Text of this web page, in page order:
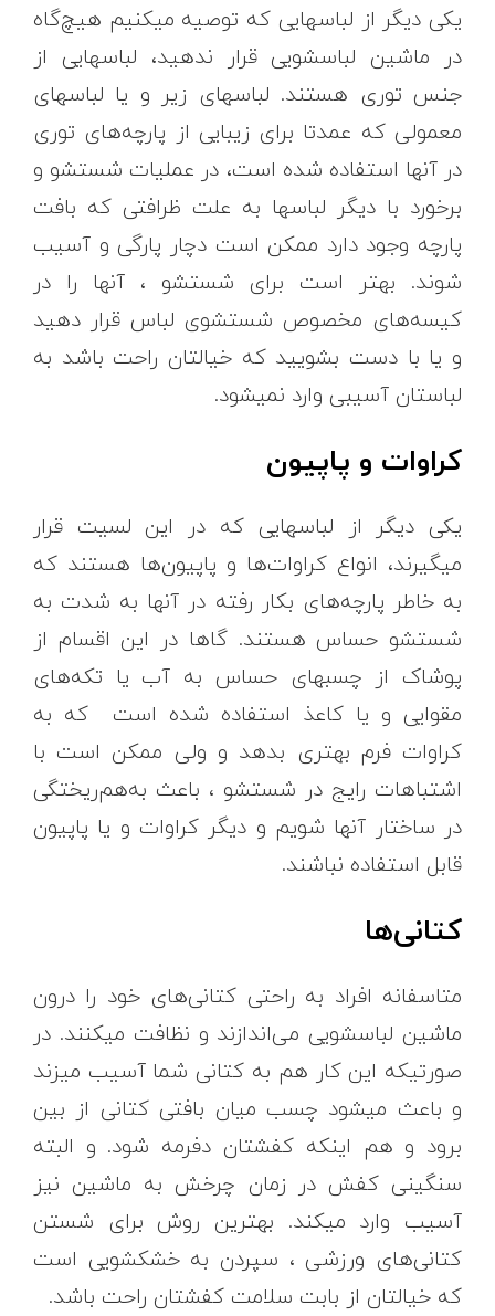
یکی دیگر از لباسهایی که توصیه میکنیم هیچ‌گاه
در ماشین لباسشویی قرار ندهید، لباسهایی از
جنس توری هستند. لباسهای زیر و یا لباسهای
معمولی که عمدتا برای زیبایی از پارچه‌های توری
در آنها استفاده شده است، در عملیات شستشو و
برخورد با دیگر لباسها به علت ظرافتی که بافت
پارچه وجود دارد ممکن است دچار پارگی و آسیب
شوند. بهتر است برای شستشو ، آنها را در
کیسه‌های مخصوص شستشوی لباس قرار دهید
و یا با دست بشویید که خیالتان راحت باشد به
لباستان آسیبی وارد نمیشود.
کراوات و پاپیون
یکی دیگر از لباسهایی که در این لسیت قرار
میگیرند، انواع کراوات‌ها و پاپیون‌ها هستند که
به خاطر پارچه‌های بکار رفته در آنها به شدت به
شستشو حساس هستند. گاها در این اقسام از
پوشاک از چسبهای حساس به آب یا تکه‌های
مقوایی و یا کاعذ استفاده شده است که به
کراوات فرم بهتری بدهد و ولی ممکن است با
اشتباهات رایج در شستشو ، باعث به‌هم‌ریختگی
در ساختار آنها شویم و دیگر کراوات و یا پاپیون
قابل استفاده نباشند.
کتانی‌ها
متاسفانه افراد به راحتی کتانی‌های خود را درون
ماشین لباسشویی می‌اندازند و نظافت میکنند. در
صورتیکه این کار هم به کتانی شما آسیب میزند
و باعث میشود چسب میان بافتی کتانی از بین
برود و هم اینکه کفشتان دفرمه شود. و البته
سنگینی کفش در زمان چرخش به ماشین نیز
آسیب وارد میکند. بهترین روش برای شستن
کتانی‌های ورزشی ، سپردن به خشکشویی است
که خیالتان از بابت سلامت کفشتان راحت باشد.